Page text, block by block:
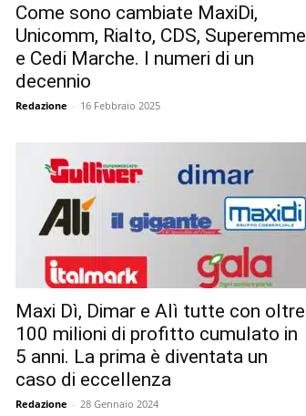
Come sono cambiate MaxiDi,
Unicomm, Rialto, CDS, Superemme
e Cedi Marche. I numeri di un
decennio
Redazione - 16 Febbraio 2025
Maxi Dì, Dimar e Alì tutte con oltre
100 milioni di profitto cumulato in
5 anni. La prima è diventata un
caso di eccellenza
Redazione - 28 Gennaio 2024